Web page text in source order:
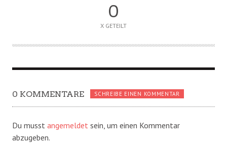
0
X GETEILT
0 KOMMENTARE SCHREIBE EINEN KOMMENTAR
Du musst angemeldet sein, um einen Kommentar
abzugeben.